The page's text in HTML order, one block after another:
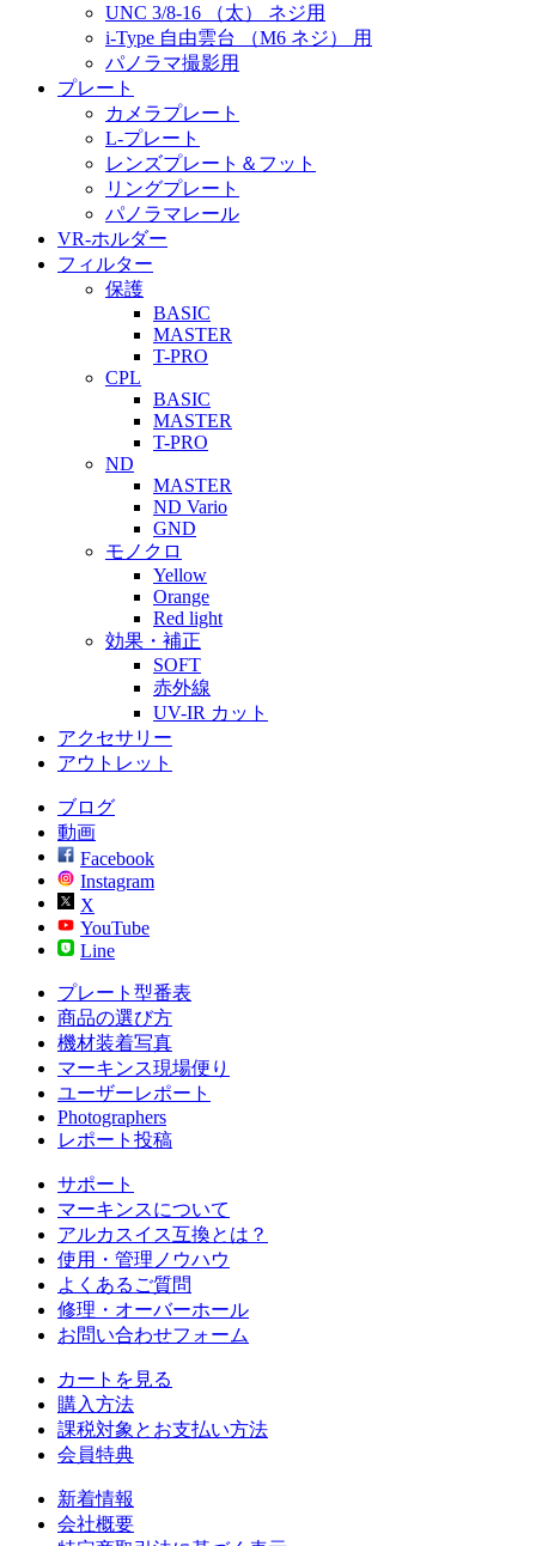
UNC 3/8-16 （太） ネジ用
i-Type 自由雲台 （M6 ネジ） 用
パノラマ撮影用
プレート
カメラプレート
L-プレート
レンズプレート＆フット
リングプレート
パノラマレール
VR-ホルダー
フィルター
保護
BASIC
MASTER
T-PRO
CPL
BASIC
MASTER
T-PRO
ND
MASTER
ND Vario
GND
モノクロ
Yellow
Orange
Red light
効果・補正
SOFT
赤外線
UV-IR カット
アクセサリー
アウトレット
ブログ
動画
Facebook
Instagram
X
YouTube
Line
プレート型番表
商品の選び方
機材装着写真
マーキンス現場便り
ユーザーレポート
Photographers
レポート投稿
サポート
マーキンスについて
アルカスイス互換とは？
使用・管理ノウハウ
よくあるご質問
修理・オーバーホール
お問い合わせフォーム
カートを見る
購入方法
課税対象とお支払い方法
会員特典
新着情報
会社概要